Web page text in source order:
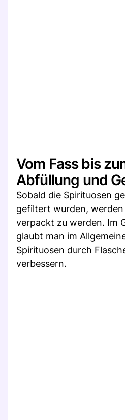
Vom Fass bis
Abfüllung und
Sobald die Spirituosen
gefiltert wurden, werden
verpackt zu werden. Im
glaubt man im
Spirituosen durch
verbessern.